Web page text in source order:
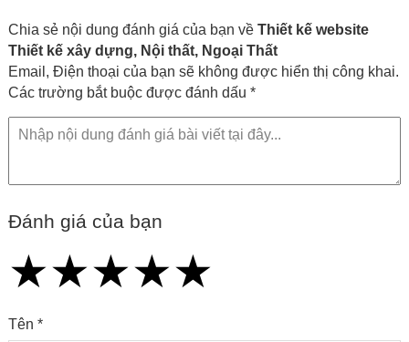
Chia sẻ nội dung đánh giá của bạn về Thiết kế website
Thiết kế xây dựng, Nội thất, Ngoại Thất
Email, Điện thoại của bạn sẽ không được hiển thị công khai.
Các trường bắt buộc được đánh dấu *
Đánh giá của bạn
★
★★
★★★
★★★★
★★★★★
Tên *